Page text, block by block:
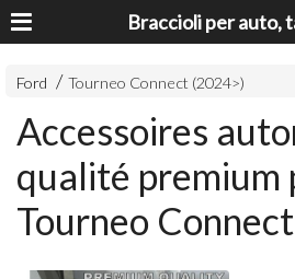
Ford Tourneo Connect (2024>)
Accessoires
qualité premium
Tourneo